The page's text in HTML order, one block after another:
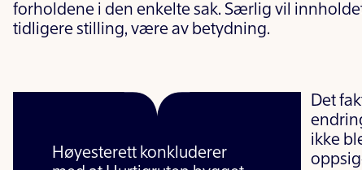
forholdene i den enkelte sak. Særlig vil
tidligere stilling, være av betydning.
Høyesterett konkluderer
Det
ikke